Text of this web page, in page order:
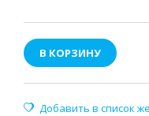
В КОРЗИНУ